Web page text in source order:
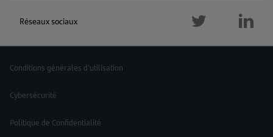
Réseaux sociaux
twitter
us
Conditions générales d’utilisation
Cybersécurité
Politique de Confidentialité